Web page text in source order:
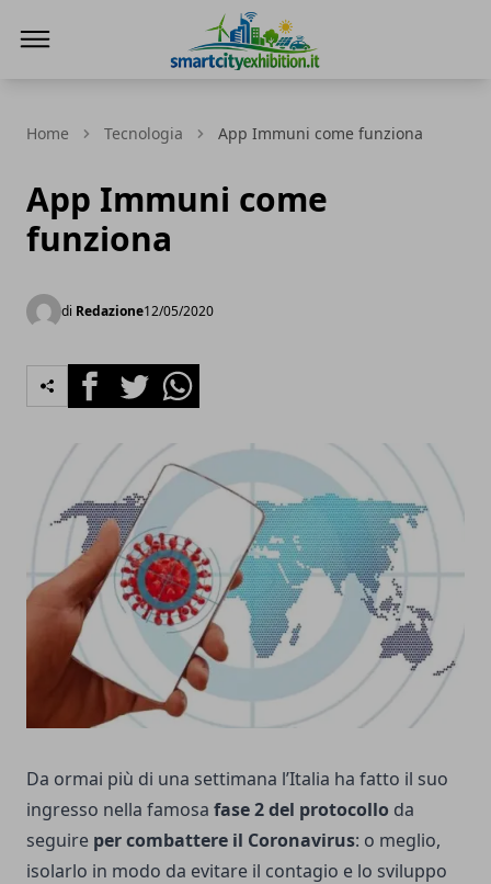
Home Tecnologia App Immuni come funziona
App Immuni come
funziona
di Redazione12/05/2020
FacebookTwitterWhatsapp
Da ormai più di una settimana l’Italia ha fatto il suo
ingresso nella famosa fase 2 del protocollo da
seguire per combattere il Coronavirus: o meglio,
isolarlo in modo da evitare il contagio e lo sviluppo